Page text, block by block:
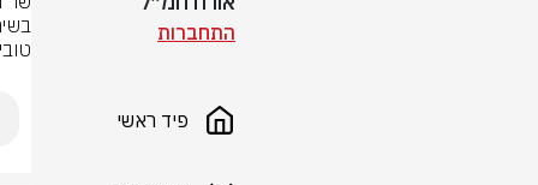
התחברות
פיד ראשי